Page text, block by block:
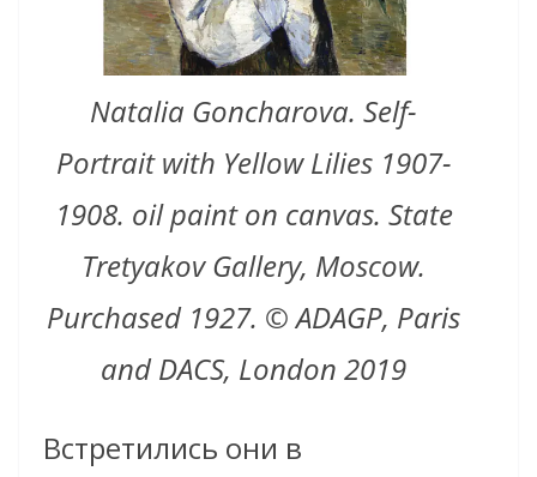
Natalia Goncharova. Self-
Portrait with Yellow Lilies 1907-
1908. oil paint on canvas. State
Tretyakov Gallery, Moscow.
Purchased 1927. © ADAGP, Paris
and DACS, London 2019
Встретились они в